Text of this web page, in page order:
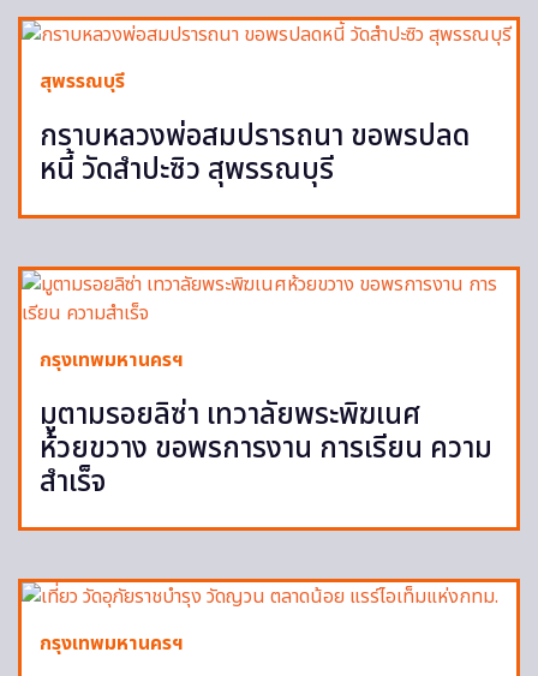
สุพรรณบุรี
กราบหลวงพ่อสมปรารถนา ขอพรปลด
หนี้ วัดสำปะซิว สุพรรณบุรี
กรุงเทพมหานครฯ
มูตามรอยลิซ่า เทวาลัยพระพิฆเนศ
ห้วยขวาง ขอพรการงาน การเรียน ความ
สำเร็จ
กรุงเทพมหานครฯ